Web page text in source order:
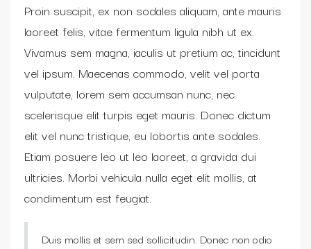
Proin suscipit, ex non sodales aliquam, ante mauris
laoreet felis, vitae fermentum ligula nibh ut ex.
Vivamus sem magna, iaculis ut pretium ac, tincidunt
vel ipsum. Maecenas commodo, velit vel porta
vulputate, lorem sem accumsan nunc, nec
scelerisque elit turpis eget mauris. Donec dictum
elit vel nunc tristique, eu lobortis ante sodales.
Etiam posuere leo ut leo laoreet, a gravida dui
ultricies. Morbi vehicula nulla eget elit mollis, at
condimentum est feugiat.
Duis mollis et sem sed sollicitudin. Donec non odio